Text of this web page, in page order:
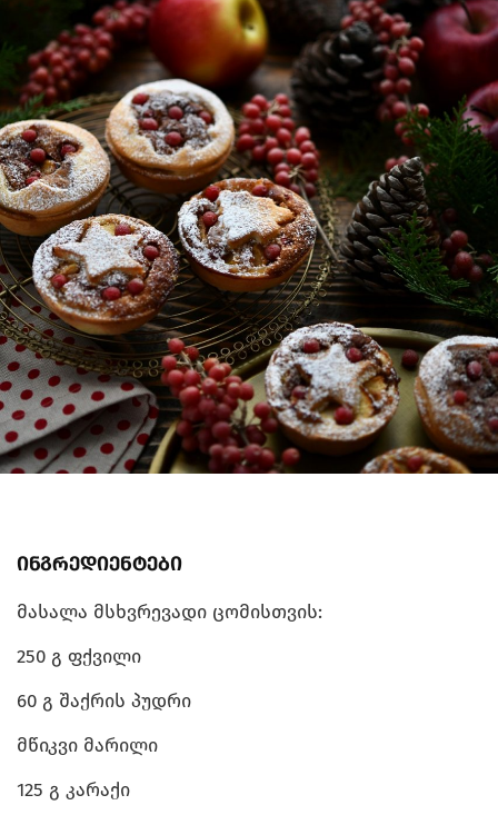
ინგრედიენტები
მასალა მსხვრევადი ცომისთვის:
250 გ ფქვილი
60 გ შაქრის პუდრი
მწიკვი მარილი
125 გ კარაქი